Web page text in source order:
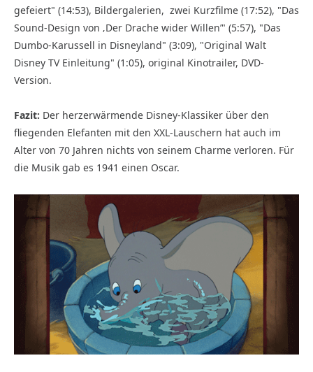
gefeiert" (14:53), Bildergalerien, zwei Kurzfilme (17:52), "Das
Sound-Design von ‚Der Drache wider Willen’" (5:57), "Das
Dumbo-Karussell in Disneyland" (3:09), "Original Walt
Disney TV Einleitung" (1:05), original Kinotrailer, DVD-
Version.
Fazit: Der herzerwärmende Disney-Klassiker über den
fliegenden Elefanten mit den XXL-Lauschern hat auch im
Alter von 70 Jahren nichts von seinem Charme verloren. Für
die Musik gab es 1941 einen Oscar.